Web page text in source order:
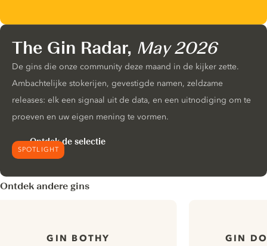
SPOTLIGHT
The Gin Radar, May 2026
De gins die onze community deze maand in de kijker zette.
Ambachtelijke stokerijen, gevestigde namen, zeldzame
releases: elk een signaal uit de data, en een uitnodiging om te
proeven en uw eigen mening te vormen.
Ontdek de selectie
Ontdek andere gins
GIN BOTHY GIN